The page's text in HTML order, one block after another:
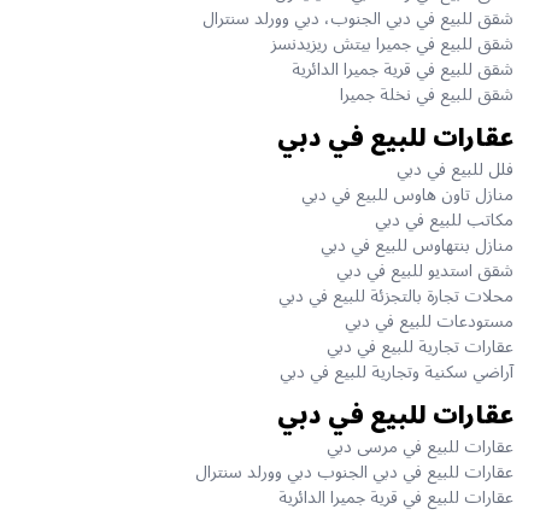
شقق للبيع في دبي الجنوب، دبي وورلد سنترال
شقق للبيع في جميرا بيتش ريزيدنسز
شقق للبيع في قرية جميرا الدائرية
شقق للبيع في نخلة جميرا
عقارات للبيع في دبي
فلل للبيع في دبي
منازل تاون هاوس للبيع في دبي
مكاتب للبيع في دبي
منازل بنتهاوس للبيع في دبي
شقق استديو للبيع في دبي
محلات تجارة بالتجزئة للبيع في دبي
مستودعات للبيع في دبي
عقارات تجارية للبيع في دبي
آراضي سكنية وتجارية للبيع في دبي
عقارات للبيع في دبي
عقارات للبيع في مرسى دبي
عقارات للبيع في دبي الجنوب دبي وورلد سنترال
عقارات للبيع في قرية جميرا الدائرية